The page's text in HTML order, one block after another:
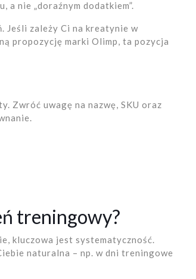
nie „doraźnym dodatkiem”.
Jeśli zależy Ci na kreatynie w
propozycję marki Olimp, ta pozycja
Zwróć uwagę na nazwę, SKU oraz
treningowy?
kluczowa jest systematyczność.
naturalna – np. w dni treningowe